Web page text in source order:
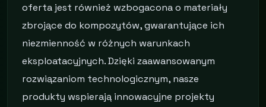
oferta jest również wzbogacona o materiały
zbrojące do kompozytów, gwarantujące ich
niezmienność w różnych warunkach
eksploatacyjnych. Dzięki zaawansowanym
rozwiązaniom technologicznym, nasze
produkty wspierają innowacyjne projekty